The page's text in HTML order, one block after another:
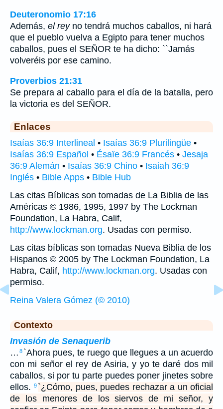
Deuteronomio 17:16
Además, el reyno tendrá muchos caballos, ni hará
que el pueblo vuelva a Egipto para tener muchos
caballos, pues el SEÑOR te ha dicho: ``Jamás
volveréis por ese camino.
Proverbios 21:31
Se prepara al caballo para el día de la batalla, pero
la victoria es del SEÑOR.
Enlaces
Isaías 36:9 Interlineal • Isaías 36:9 Plurilingüe •
Isaías 36:9 Español • Ésaïe 36:9 Francés • Jesaja
36:9 Alemán • Isaías 36:9 Chino • Isaiah 36:9
Inglés • Bible Apps • Bible Hub
Las citas Bíblicas son tomadas de La Biblia de las
Américas © 1986, 1995, 1997 by The Lockman
Foundation, La Habra, Calif,
http://www.lockman.org. Usadas con permiso.
Las citas bíblicas son tomadas Nueva Biblia de los
Hispanos © 2005 by The Lockman Foundation, La
Habra, Calif, http://www.lockman.org. Usadas con
permiso.
Reina Valera Gómez (© 2010)
Contexto
Invasión de Senaquerib
… 8 `Ahora pues, te ruego que llegues a un acuerdo
con mi señor el rey de Asiria, y yo te daré dos mil
caballos, si por tu parte puedes poner jinetes sobre
ellos.
9 `¿Cómo, pues, puedes rechazar a un oficial
de los menores de los siervos de mi señor, y